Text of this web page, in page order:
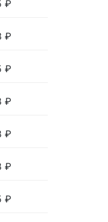
₽
₽
₽
₽
₽
₽
₽